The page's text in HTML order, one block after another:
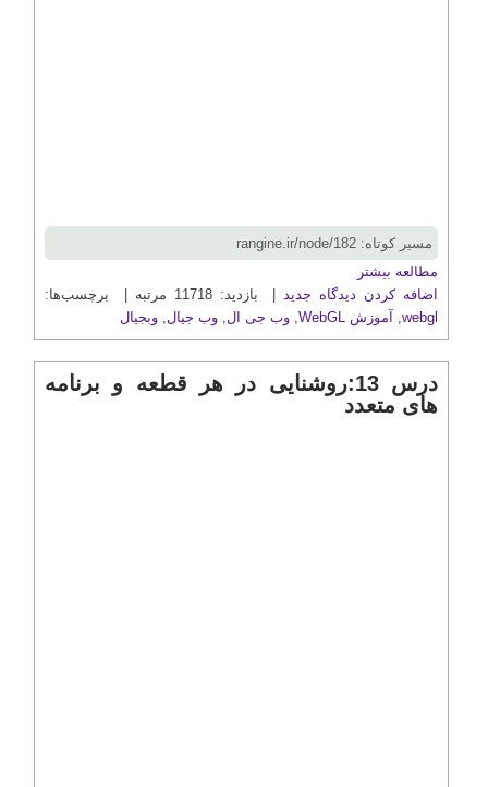
مسیر کوتاه: rangine.ir/node/182
مطالعه بیشتر
اضافه کردن دیدگاه جدید
| بازدید: 11718 مرتبه | برچسب‌ها:
webgl
آموزش WebGL وب جی ال وب جیال وبجیال
درس 13:روشنایی در هر قطعه و برنامه
های متعدد